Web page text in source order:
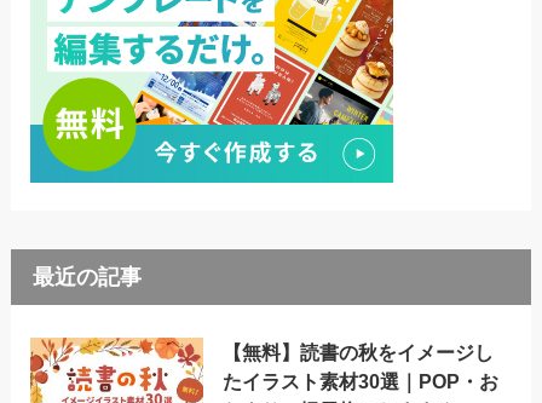
最近の記事
【無料】読書の秋をイメージし
たイラスト素材30選｜POP・お